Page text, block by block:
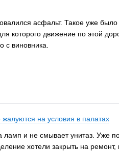
асфальт. Такое уже
которого движение по этой
с виновника.
на условия в палатах
и не смывает унитаз. Уже
хотели закрыть на